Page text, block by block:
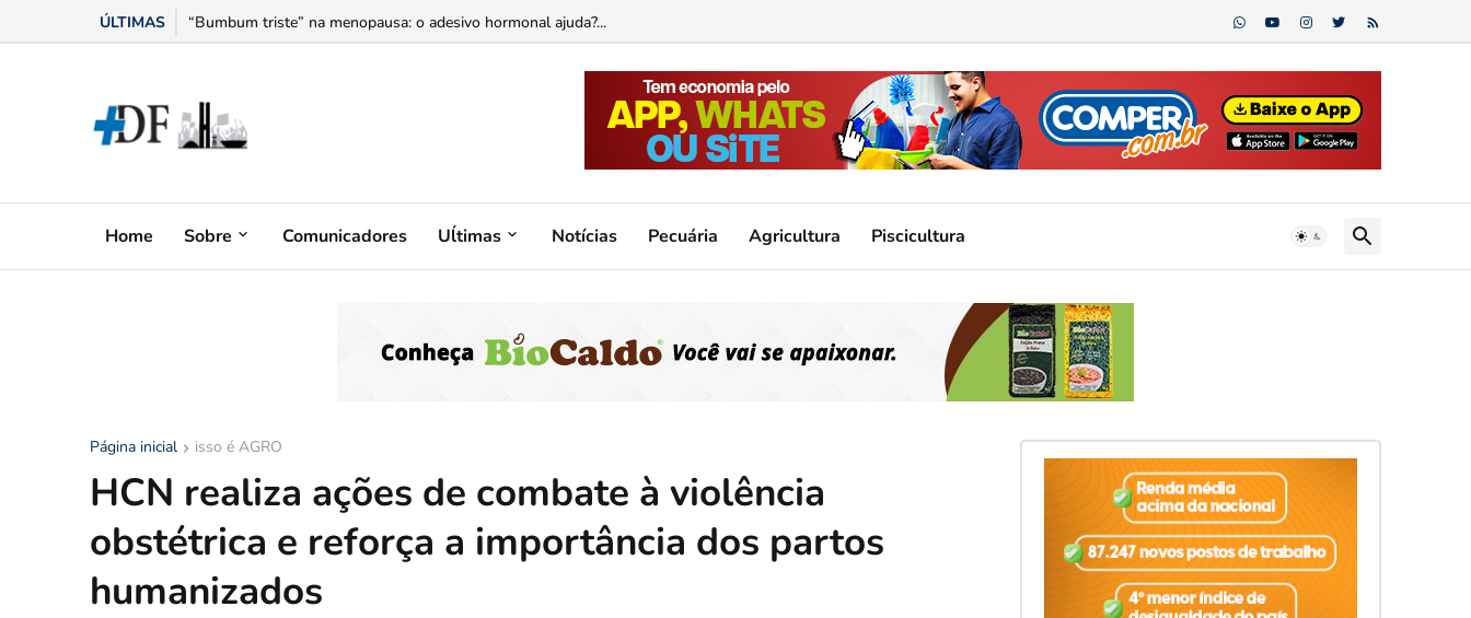
ÚLTIMAS “Bumbum triste” na menopausa: o adesivo hormonal ajuda?...
Home Sobre Comunicadores Uĺtimas Notícias Pecuária Agricultura Piscicultura
Página inicial isso é AGRO
HCN realiza ações de combate à violência
obstétrica e reforça a importância dos partos
humanizados